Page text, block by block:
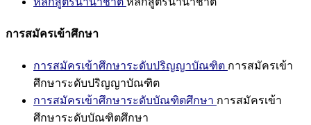
การสมัครเข้าศึกษา
การสมัครเข้าศึกษาระดับปริญญาบัณฑิต การสมัครเข้า
ศึกษาระดับปริญญาบัณฑิต
การสมัครเข้าศึกษาระดับบัณฑิตศึกษา การสมัครเข้า
ศึกษาระดับบัณฑิตศึกษา